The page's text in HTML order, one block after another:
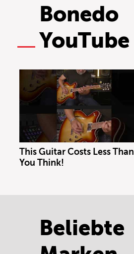
Bonedo
YouTube
This Guitar Costs Less Than
You Think!
Beliebte